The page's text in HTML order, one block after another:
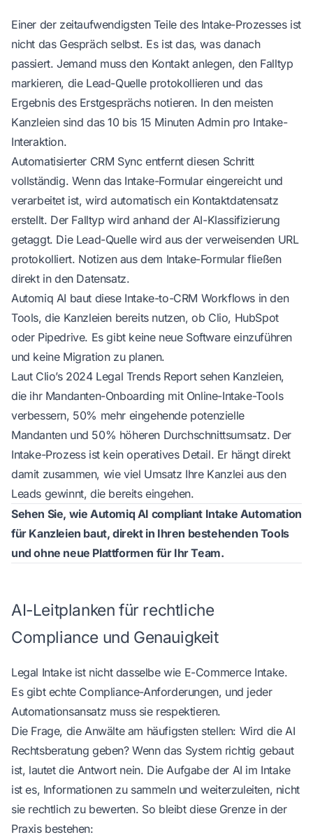
Einer der zeitaufwendigsten Teile des Intake-Prozesses ist
nicht das Gespräch selbst. Es ist das, was danach
passiert. Jemand muss den Kontakt anlegen, den Falltyp
markieren, die Lead-Quelle protokollieren und das
Ergebnis des Erstgesprächs notieren. In den meisten
Kanzleien sind das 10 bis 15 Minuten Admin pro Intake-
Interaktion.
Automatisierter CRM Sync entfernt diesen Schritt
vollständig. Wenn das Intake-Formular eingereicht und
verarbeitet ist, wird automatisch ein Kontaktdatensatz
erstellt. Der Falltyp wird anhand der AI-Klassifizierung
getaggt. Die Lead-Quelle wird aus der verweisenden URL
protokolliert. Notizen aus dem Intake-Formular fließen
direkt in den Datensatz.
Automiq AI baut diese Intake-to-CRM Workflows in den
Tools, die Kanzleien bereits nutzen, ob Clio, HubSpot
oder Pipedrive. Es gibt keine neue Software einzuführen
und keine Migration zu planen.
Laut Clio’s 2024 Legal Trends Reportsehen Kanzleien,
die ihr Mandanten-Onboarding mit Online-Intake-Tools
verbessern, 50% mehr eingehende potenzielle
Mandanten und 50% höheren Durchschnittsumsatz. Der
Intake-Prozess ist kein operatives Detail. Er hängt direkt
damit zusammen, wie viel Umsatz Ihre Kanzlei aus den
Leads gewinnt, die bereits eingehen.
Sehen Sie, wie Automiq AI compliant Intake Automation
für Kanzleien baut, direkt in Ihren bestehenden Tools
und ohne neue Plattformen für Ihr Team.
AI-Leitplanken für rechtliche
Compliance und Genauigkeit
Legal Intake ist nicht dasselbe wie E-Commerce Intake.
Es gibt echte Compliance-Anforderungen, und jeder
Automationsansatz muss sie respektieren.
Die Frage, die Anwälte am häufigsten stellen: Wird die AI
Rechtsberatung geben? Wenn das System richtig gebaut
ist, lautet die Antwort nein. Die Aufgabe der AI im Intake
ist es, Informationen zu sammeln und weiterzuleiten, nicht
sie rechtlich zu bewerten. So bleibt diese Grenze in der
Praxis bestehen: